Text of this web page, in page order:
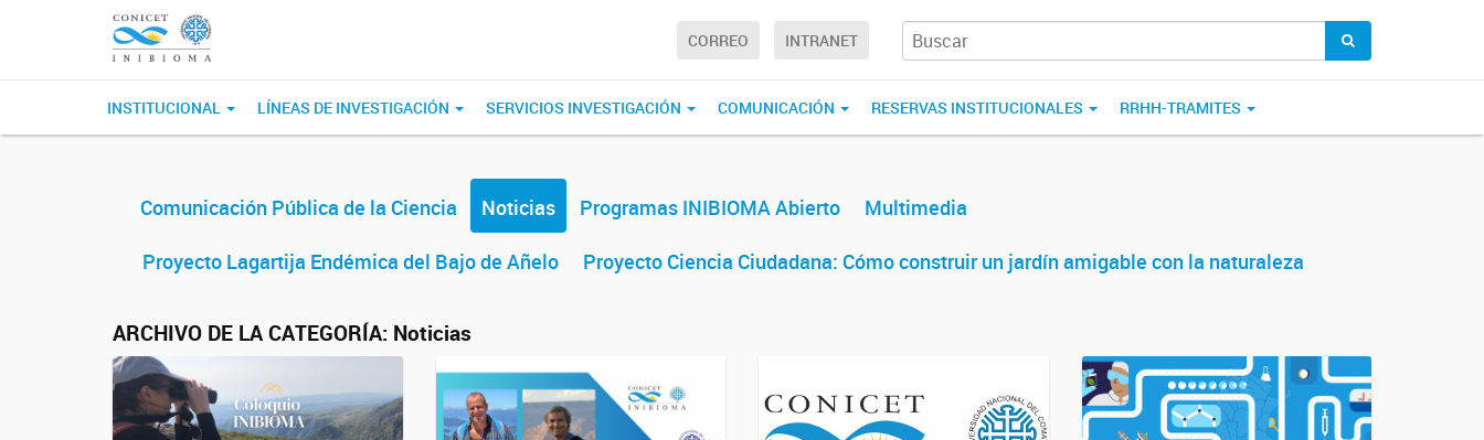
CORREO INTRANET
INSTITUCIONAL LÍNEAS DE INVESTIGACIÓN SERVICIOS INVESTIGACIÓN COMUNICACIÓN RESERVAS INSTITUCIONALES RRHH-TRAMITES
Comunicación Pública de la Ciencia Noticias Programas INIBIOMA Abierto Multimedia
Proyecto Lagartija Endémica del Bajo de Añelo Proyecto Ciencia Ciudadana: Cómo construir un jardín amigable con la naturaleza
ARCHIVO DE LA CATEGORÍA: Noticias